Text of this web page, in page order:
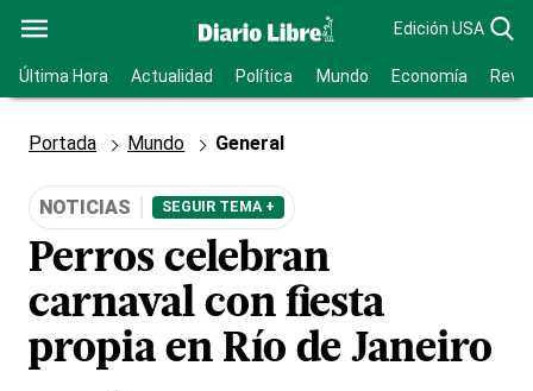
Edición USA
Última Hora Actualidad Política Mundo Economía
Portada Mundo General
NOTICIAS SEGUIR TEMA +
Perros celebran
carnaval con fiesta
propia en Río de Janeiro